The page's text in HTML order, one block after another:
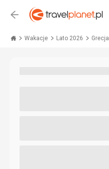
Wstecz
Wakacje Lato 2026 Grecja